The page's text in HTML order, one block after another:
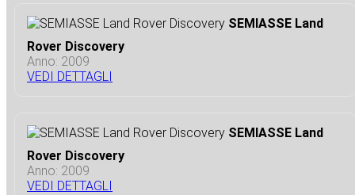
SEMIASSE Land
Rover Discovery
Anno: 2009
VEDI DETTAGLI
SEMIASSE Land
Rover Discovery
Anno: 2009
VEDI DETTAGLI